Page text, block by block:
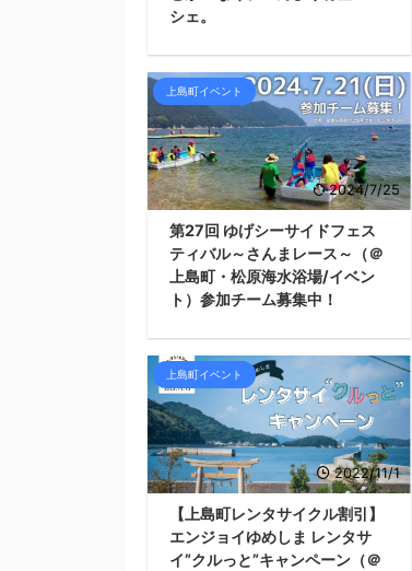
シェ。
上島町イベント
2024/7/25
第27回 ゆげシーサイドフェス
ティバル～さんまレース～（＠
上島町・松原海水浴場/イベン
ト）参加チーム募集中！
上島町イベント
2022/11/1
【上島町レンタサイクル割引】
エンジョイゆめしま レンタサ
イ”クルっと”キャンペーン（＠